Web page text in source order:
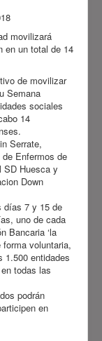
movilizará
en un total de 14
de movilizar
Semana
sociales
14
Serrate,
Enfermos de
SD Huesca y
Down
días 7 y 15 de
uno de cada
Bancaria ‘la
forma voluntaria,
1.500 entidades
todas las
podrán
en